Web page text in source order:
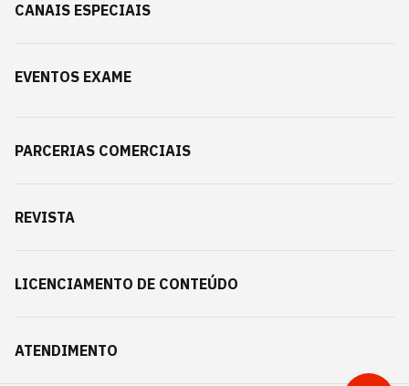
CANAIS ESPECIAIS
EVENTOS EXAME
PARCERIAS COMERCIAIS
REVISTA
LICENCIAMENTO DE CONTEÚDO
ATENDIMENTO